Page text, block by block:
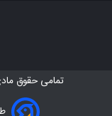
تمامی حقوق